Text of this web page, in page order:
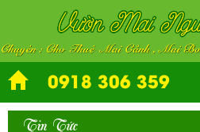
0918 306 359
Tin Tức